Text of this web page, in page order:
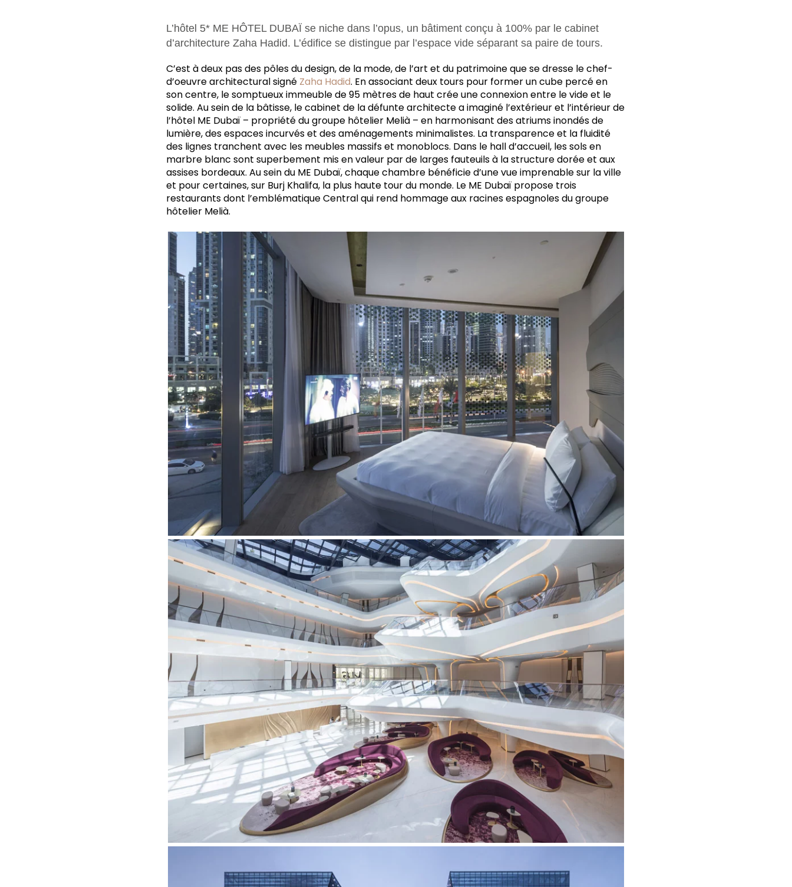
L’hôtel 5* ME HÔTEL DUBAÏ se niche dans l’opus, un bâtiment conçu à 100% par le cabinet
d’architecture Zaha Hadid. L’édifice se distingue par l’espace vide séparant sa paire de tours.
C’est à deux pas des pôles du design, de la mode, de l’art et du patrimoine que se dresse le chef-
d’oeuvre architectural signé Zaha Hadid. En associant deux tours pour former un cube percé en
son centre, le somptueux immeuble de 95 mètres de haut crée une connexion entre le vide et le
solide. Au sein de la bâtisse, le cabinet de la défunte architecte a imaginé l’extérieur et l’intérieur de
l’hôtel ME Dubaï – propriété du groupe hôtelier Melià – en harmonisant des atriums inondés de
lumière, des espaces incurvés et des aménagements minimalistes. La transparence et la fluidité
des lignes tranchent avec les meubles massifs et monoblocs. Dans le hall d’accueil, les sols en
marbre blanc sont superbement mis en valeur par de larges fauteuils à la structure dorée et aux
assises bordeaux. Au sein du ME Dubaï, chaque chambre bénéficie d’une vue imprenable sur la ville
et pour certaines, sur Burj Khalifa, la plus haute tour du monde. Le ME Dubaï propose trois
restaurants dont l’emblématique Central qui rend hommage aux racines espagnoles du groupe
hôtelier Melià.